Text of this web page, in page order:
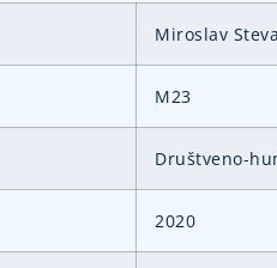
Miroslav
M23
Društveno-
2020